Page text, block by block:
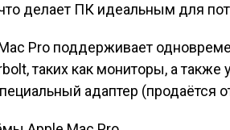
делает ПК идеальным для
Pro поддерживает
таких как мониторы, а также
адаптер (продаётся